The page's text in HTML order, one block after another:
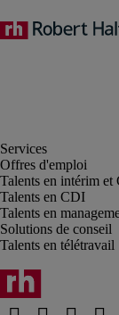
Offres d'emploi
Talents en intérim et
Talents en CDI
Talents en
Solutions de conseil
Talents en télétravail